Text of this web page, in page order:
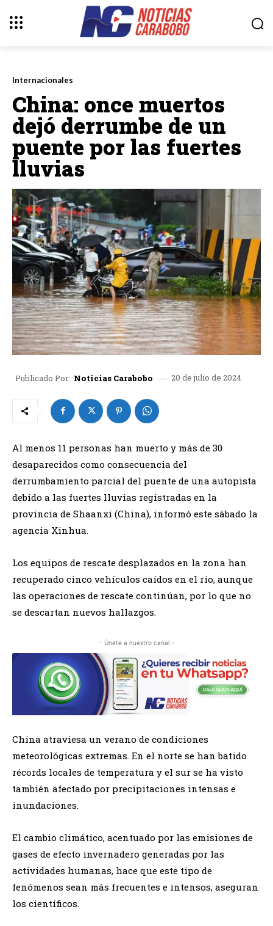
Internacionales
China: once muertos
dejó derrumbe de un
puente por las fuertes
lluvias
Publicado Por: Noticias Carabobo 20 de julio de 2024
Al menos 11 personas han muerto y más de 30
desaparecidos como consecuencia del
derrumbamiento parcial del puente de una autopista
debido a las fuertes lluvias registradas en la
provincia de Shaanxi (China), informó este sábado la
agencia Xinhua.
Los equipos de rescate desplazados en la zona han
recuperado cinco vehículos caídos en el río, aunque
las operaciones de rescate continúan, por lo que no
se descartan nuevos hallazgos.
- Únete a nuestro canal -
China atraviesa un verano de condiciones
meteorológicas extremas. En el norte se han batido
récords locales de temperatura y el sur se ha visto
también afectado por precipitaciones intensas e
inundaciones.
El cambio climático, acentuado por las emisiones de
gases de efecto invernadero generadas por las
actividades humanas, hace que este tipo de
fenómenos sean más frecuentes e intensos, aseguran
los científicos.